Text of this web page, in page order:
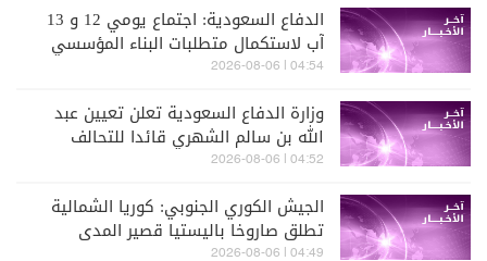
الدفاع السعودية: اجتماع يومي 12 و 13
آب لاستكمال متطلبات البناء المؤسسي
للتحالف البحري
04:54 | 2026-08-06
وزارة الدفاع السعودية تعلن تعيين عبد
الله بن سالم الشهري قائدا للتحالف
البحري الدفاعي متعدد الجنسيات
04:52 | 2026-08-06
الجيش الكوري الجنوبي: كوريا الشمالية
تطلق صاروخا باليستيا قصير المدى
04:49 | 2026-08-06